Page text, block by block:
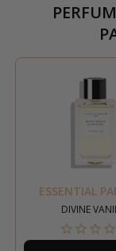
ESSENTIAL
DIVINE